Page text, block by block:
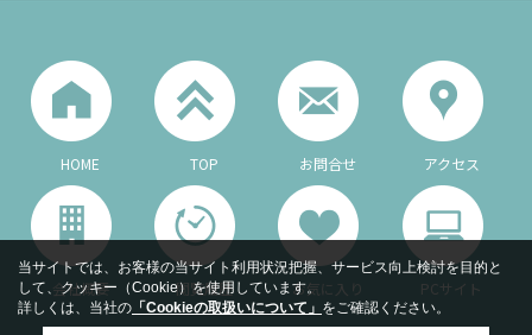
HOME TOP お問合せ アクセス
会社概要 閲覧履歴 お気に入り PCサイト
当サイトでは、お客様の当サイト利用状況把握、サービス向上検討を目的と
して、クッキー（Cookie）を使用しています。
詳しくは、当社の 「Cookieの取扱いについて」 をご確認ください。